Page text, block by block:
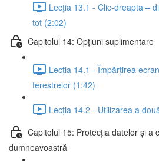
Lecția 13.1 - Clic-dreapta –
tot (2:02)
Capitolul 14: Opțiuni suplimentare
Lecția 14.1 - Împărțirea
ferestrelor (1:42)
Lecția 14.2 - Utilizarea a
Capitolul 15: Protecția datelor și a
dumneavoastră